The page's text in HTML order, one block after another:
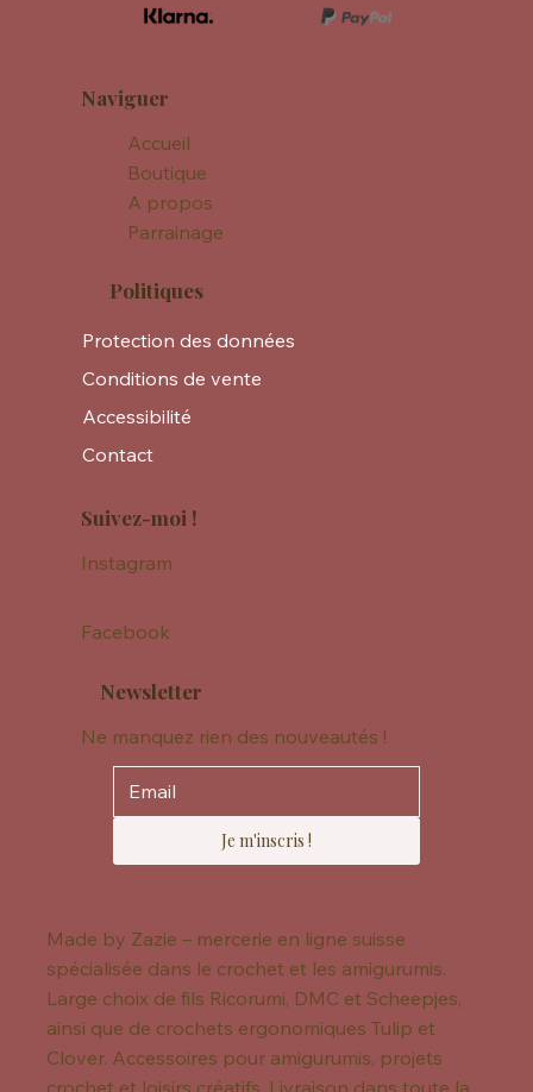
Naviguer
Accueil
Boutique
A propos
Parrainage
Politiques
Protection des données
Conditions de vente
Accessibilité
Contact
Suivez-moi !
Instagram
Facebook
Newsletter
Ne manquez rien des nouveautés !
Je m'inscris !
Made by Zazie – mercerie en ligne suisse
spécialisée dans le crochet et les amigurumis.
Large choix de fils Ricorumi, DMC et Scheepjes,
ainsi que de crochets ergonomiques Tulip et
Clover. Accessoires pour amigurumis, projets
crochet et loisirs créatifs. Livraison dans toute la